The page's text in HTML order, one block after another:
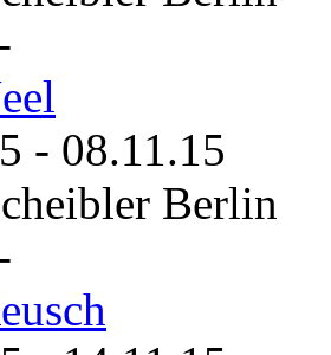
- 08.11.15
Berlin